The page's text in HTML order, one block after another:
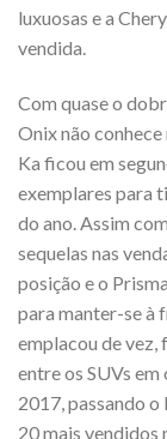
luxuosas e a
vendida.
Com quase o
Onix não
Ka ficou em
exemplares para
do ano. Assim
sequelas nas
posição e o
para manter-se à
emplacou de vez,
entre os SUVs
2017, passando
20 mais vendidos